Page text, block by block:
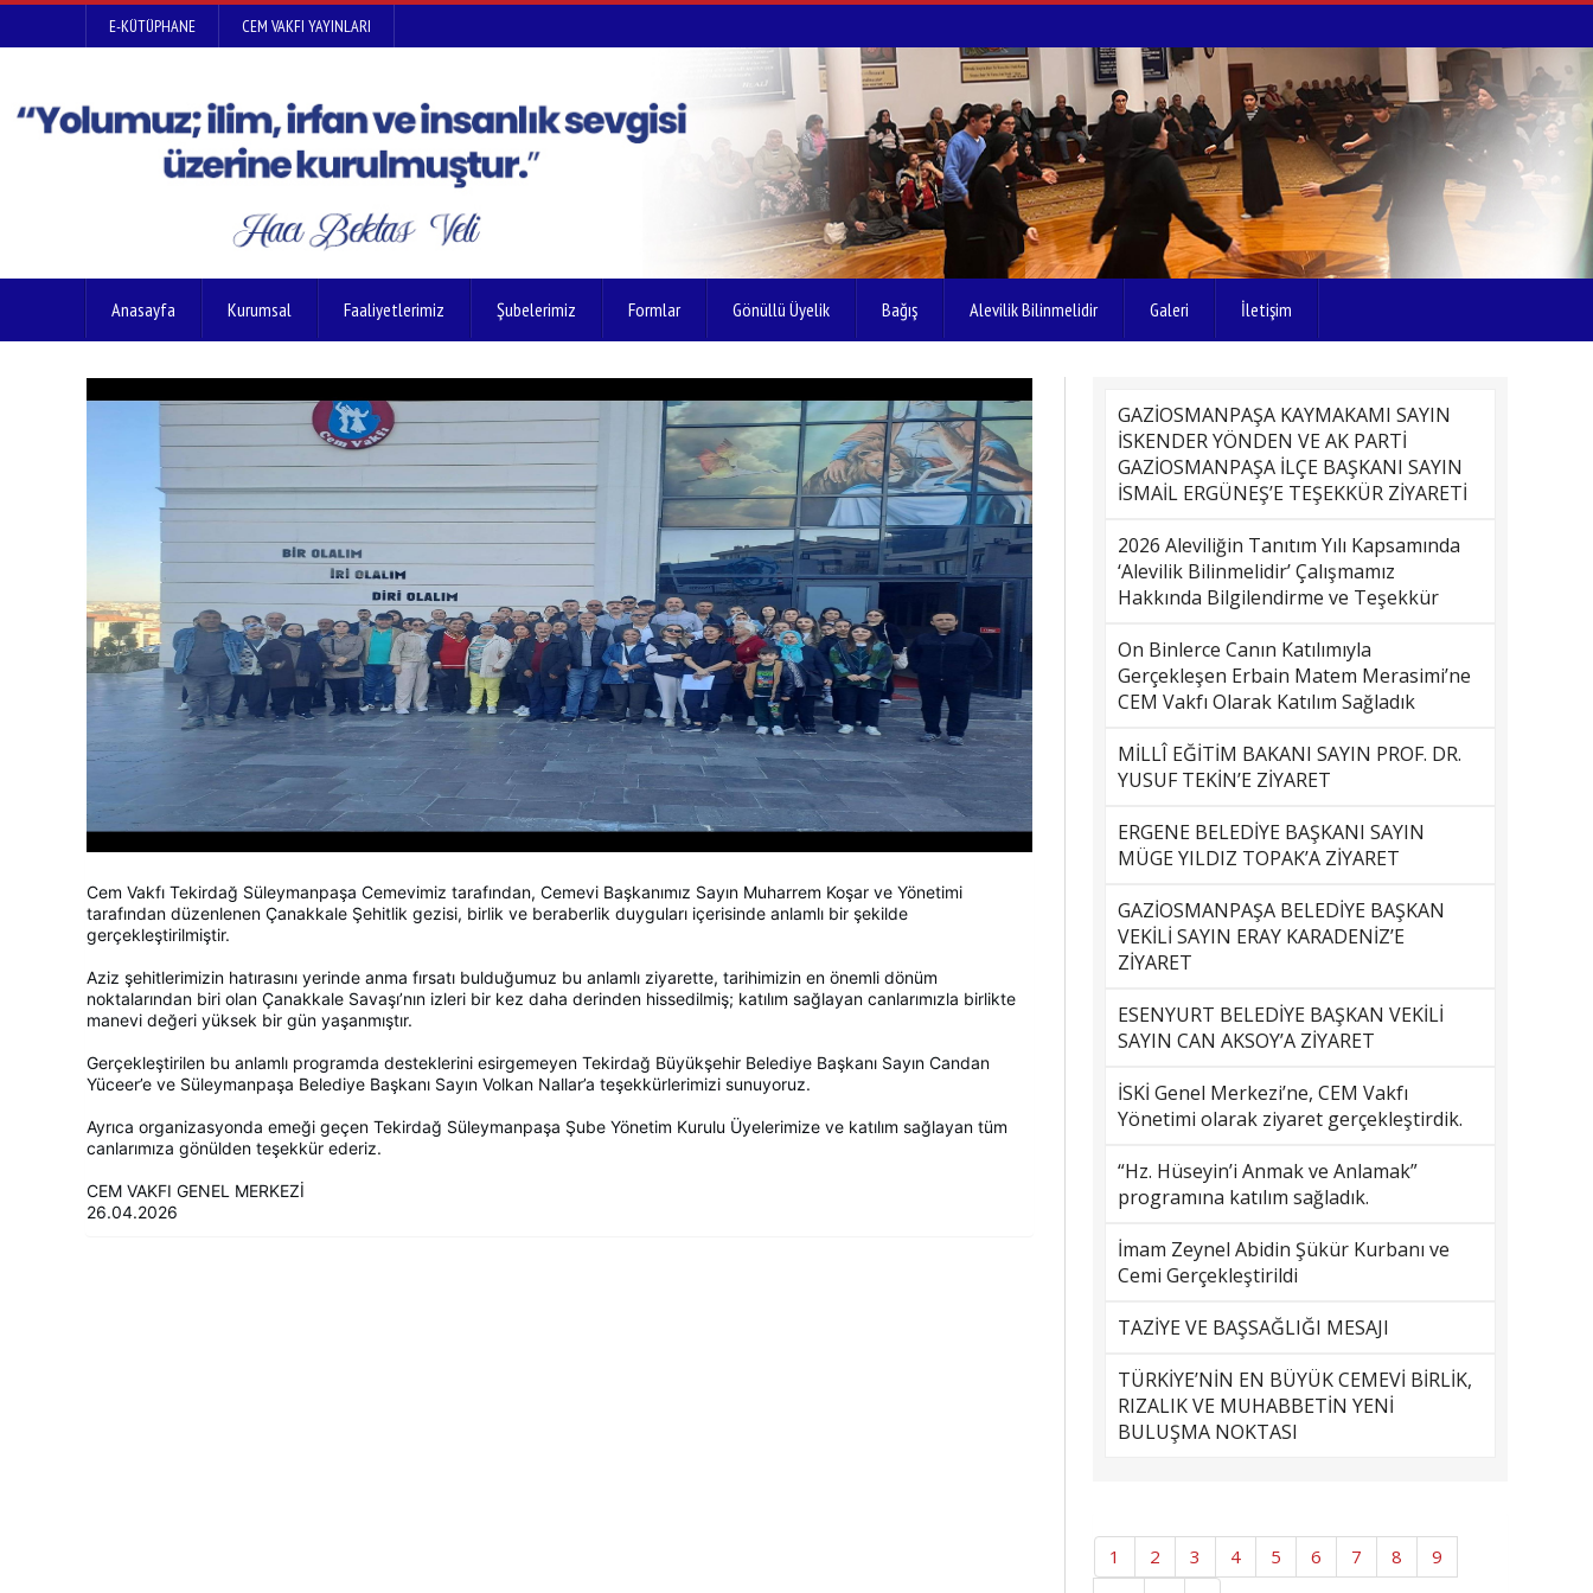
E-KÜTÜPHANE CEM VAKFI YAYINLARI
Anasayfa Kurumsal Faaliyetlerimiz Şubelerimiz Formlar Gönüllü Üyelik Bağış Alevilik Bilinmelidir Galeri İletişim
Cem Vakfı Tekirdağ Süleymanpaşa Cemevimiz tarafından, Cemevi Başkanımız Sayın Muharrem Koşar ve Yönetimi
tarafından düzenlenen Çanakkale Şehitlik gezisi, birlik ve beraberlik duyguları içerisinde anlamlı bir şekilde
gerçekleştirilmiştir.
Aziz şehitlerimizin hatırasını yerinde anma fırsatı bulduğumuz bu anlamlı ziyarette, tarihimizin en önemli dönüm
noktalarından biri olan Çanakkale Savaşı’nın izleri bir kez daha derinden hissedilmiş; katılım sağlayan canlarımızla birlikte
manevi değeri yüksek bir gün yaşanmıştır.
Gerçekleştirilen bu anlamlı programda desteklerini esirgemeyen Tekirdağ Büyükşehir Belediye Başkanı Sayın Candan
Yüceer’e ve Süleymanpaşa Belediye Başkanı Sayın Volkan Nallar’a teşekkürlerimizi sunuyoruz.
Ayrıca organizasyonda emeği geçen Tekirdağ Süleymanpaşa Şube Yönetim Kurulu Üyelerimize ve katılım sağlayan tüm
canlarımıza gönülden teşekkür ederiz.
CEM VAKFI GENEL MERKEZİ
26.04.2026
GAZİOSMANPAŞA KAYMAKAMI SAYIN
İSKENDER YÖNDEN VE AK PARTİ
GAZİOSMANPAŞA İLÇE BAŞKANI SAYIN
İSMAİL ERGÜNEŞ’E TEŞEKKÜR ZİYARETİ
2026 Aleviliğin Tanıtım Yılı Kapsamında
‘Alevilik Bilinmelidir’ Çalışmamız
Hakkında Bilgilendirme ve Teşekkür
On Binlerce Canın Katılımıyla
Gerçekleşen Erbain Matem Merasimi’ne
CEM Vakfı Olarak Katılım Sağladık
MİLLÎ EĞİTİM BAKANI SAYIN PROF. DR.
YUSUF TEKİN’E ZİYARET
ERGENE BELEDİYE BAŞKANI SAYIN
MÜGE YILDIZ TOPAK’A ZİYARET
GAZİOSMANPAŞA BELEDİYE BAŞKAN
VEKİLİ SAYIN ERAY KARADENİZ’E
ZİYARET
ESENYURT BELEDİYE BAŞKAN VEKİLİ
SAYIN CAN AKSOY’A ZİYARET
İSKİ Genel Merkezi’ne, CEM Vakfı
Yönetimi olarak ziyaret gerçekleştirdik.
“Hz. Hüseyin’i Anmak ve Anlamak”
programına katılım sağladık.
İmam Zeynel Abidin Şükür Kurbanı ve
Cemi Gerçekleştirildi
TAZİYE VE BAŞSAĞLIĞI MESAJI
TÜRKİYE’NİN EN BÜYÜK CEMEVİ BİRLİK,
RIZALIK VE MUHABBETİN YENİ
BULUŞMA NOKTASI
1 2 3 4 5 6 7 8
9